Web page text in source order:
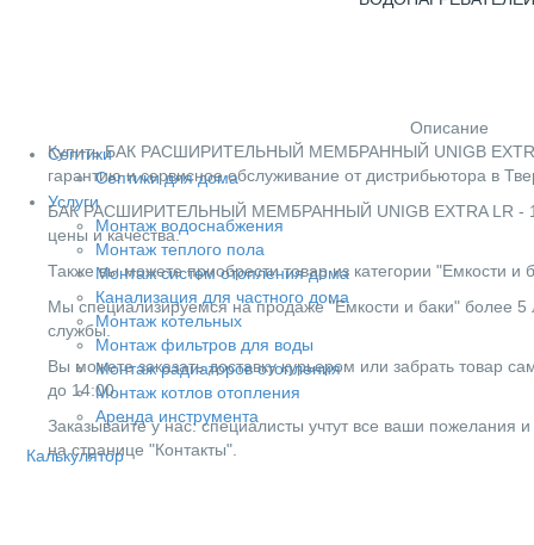
Септики
Септики для дома
Услуги
Монтаж водоснабжения
Монтаж теплого пола
Монтаж систем отопления дома
Канализация для частного дома
Монтаж котельных
Монтаж фильтров для воды
Монтаж радиаторов отопления
Монтаж котлов отопления
Аренда инструмента
Калькулятор
Описание
Купить БАК РАСШИРИТЕЛЬНЫЙ МЕМБРАННЫЙ UNIGB EXTRA
гарантию и сервисное обслуживание от дистрибьютора в
БАК РАСШИРИТЕЛЬНЫЙ МЕМБРАННЫЙ UNIGB EXTRA LR - 18
цены и качества.
Также вы можете приобрести товар из категории "Емкости
Мы специализируемся на продаже "Емкости и баки" более 5
службы.
Вы можете заказать доставку курьером или забрать товар
до 14:00.
Заказывайте у нас: специалисты учтут все ваши
на странице "Контакты".